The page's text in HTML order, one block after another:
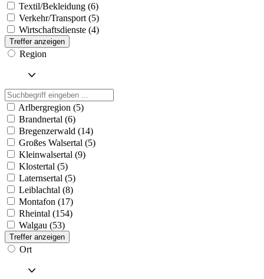
Textil/Bekleidung (6)
Verkehr/Transport (5)
Wirtschaftsdienste (4)
Treffer anzeigen
Region
Arlbergregion (5)
Brandnertal (6)
Bregenzerwald (14)
Großes Walsertal (5)
Kleinwalsertal (9)
Klostertal (5)
Laternsertal (5)
Leiblachtal (8)
Montafon (17)
Rheintal (154)
Walgau (53)
Treffer anzeigen
Ort